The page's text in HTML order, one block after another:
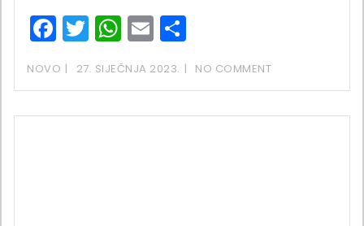
Facebook
Twitter
WhatsApp
Email
NOVO 27. SIJEČNJA 2023. NO COMMENT